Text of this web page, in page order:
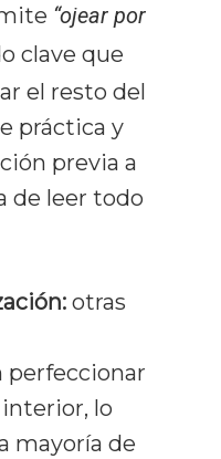
“ojear por
clave que
el resto del
práctica y
previa a
de leer todo
otras
perfeccionar
lo
mayoría de
Curso De
Rápida
Recursos
Gratuitos
Prensa Y
Blog
Todos Los Artículos
Contacto